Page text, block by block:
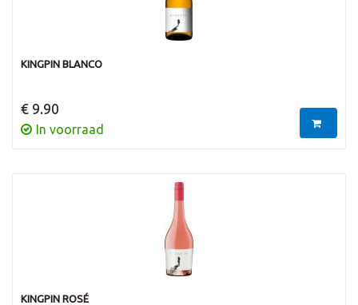
KINGPIN BLANCO
€ 9.90
In voorraad
KINGPIN ROSÉ